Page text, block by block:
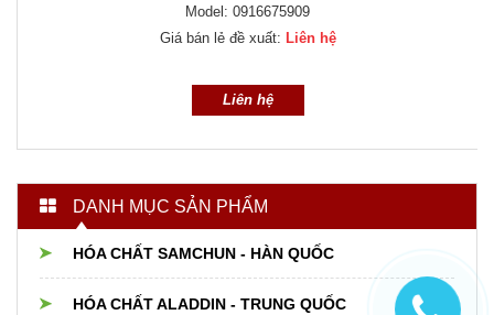
Giá bán lẻ đề xuất:
DANH MỤC SẢN PHẨM
HÓA CHẤT SAMCHUN - HÀN QUỐC
HÓA CHẤT ALADDIN - TRUNG QUỐC